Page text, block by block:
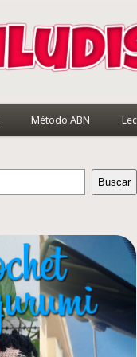
Método ABN
Buscar